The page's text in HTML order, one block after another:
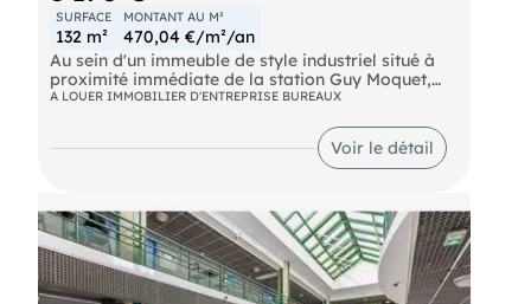
SURFACE
132 m²
MONTANT AU M²
470,04 €/m²/an
Au sein d'un immeuble de style industriel situé à
proximité immédiate de la station Guy Moquet,
ImmpNotre équipes propose à la location des
Métro Guy-Môquet (Ligne 13) Bus GUY MOQUET
(31, 518, 81) Autoroute Boulevard Périphérique -
A LOUER IMMOBILIER D'ENTREPRISE BUREAUX
Voir le détail